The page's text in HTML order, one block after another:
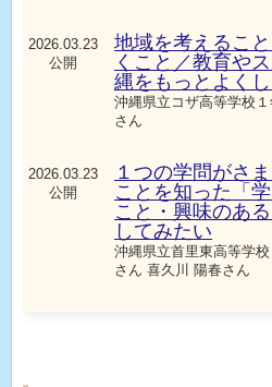
2026.03.23
公開
地域を考えるこ
くこと／教育や
縄をもっとよく
沖縄県立コザ高等学校
さん
2026.03.23
公開
１つの学問がさ
ことを知った「
こと・興味のあ
してみたい
沖縄県立首里東高等学
さん 喜久川 陽春さん